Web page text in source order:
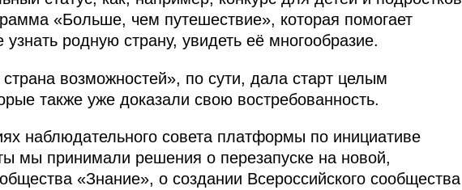
«Больше, чем путешествие», которая помогает
родную страну, увидеть её многообразие.
возможностей», по сути, дала старт целым
также уже доказали свою востребованность.
наблюдательного совета платформы по инициативе
мы принимали решения о перезапуске на новой,
«Знание», о создании Всероссийского сообщества